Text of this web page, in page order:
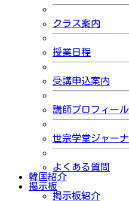
クラス案内
授業日程
受講申込案内
講師プロフィール
世宗学堂ジャー
よくある質問
韓国紹介
掲示板
掲示板紹介